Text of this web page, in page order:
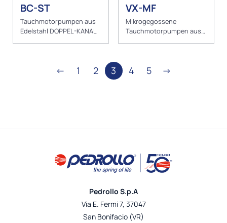
BC-ST
Tauchmotorpumpen aus
Edelstahl DOPPEL-KANAL
VX-MF
Mikrogegossene
Tauchmotorpumpen aus
← 1 2 3 4 5 →
Pedrollo S.p.A
Via E. Fermi 7, 37047
San Bonifacio (VR)